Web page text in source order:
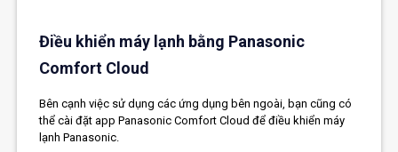
Điều khiển máy lạnh bằng Panasonic
Comfort Cloud
Bên cạnh việc sử dụng các ứng dụng bên ngoài, bạn cũng có
thể cài đặt app Panasonic Comfort Cloud để điều khiển máy
lạnh Panasonic.